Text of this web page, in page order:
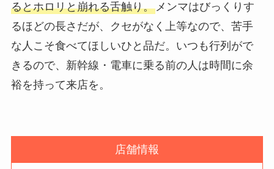
るとホロリと崩れる舌触り。メンマはびっくりす
るほどの長さだが、クセがなく上等なので、苦手
な人こそ食べてほしいひと品だ。いつも行列がで
きるので、新幹線・電車に乗る前の人は時間に余
裕を持って来店を。
店舗情報